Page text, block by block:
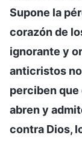
Supone la
corazón de
ignorante y
anticristos
perciben que
abren y
contra Dios,